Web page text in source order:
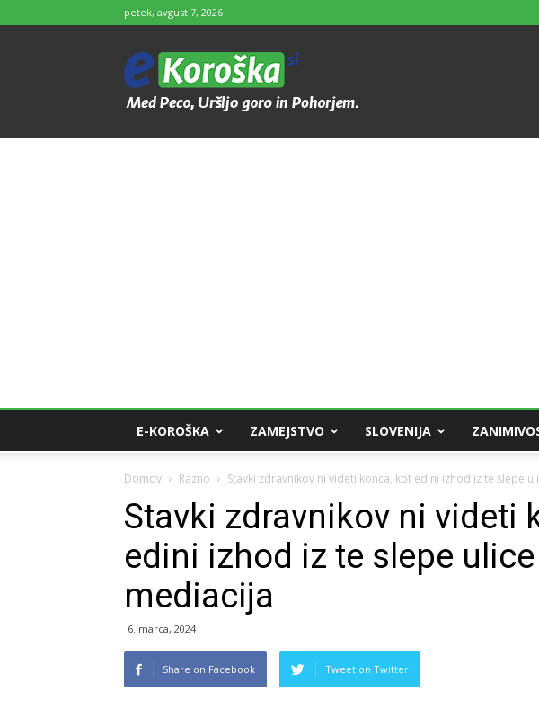
petek, avgust 7, 2026
e-
Koroška
E-KOROŠKA ZAMEJSTVO SLOVENIJA
Domov Razno Stavki zdravnikov ni videti konca, kot edini izhod iz te slepe
Stavki zdravnikov ni videti
edini izhod iz te slepe
mediacija
6. marca, 2024
Share on Facebook Tweet on Twitter